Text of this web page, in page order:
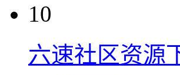
10
六速社区资源